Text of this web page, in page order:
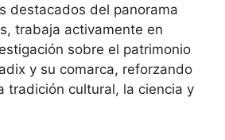
destacados del panorama
trabaja activamente en
sobre el patrimonio
y su comarca, reforzando
tradición cultural, la ciencia y